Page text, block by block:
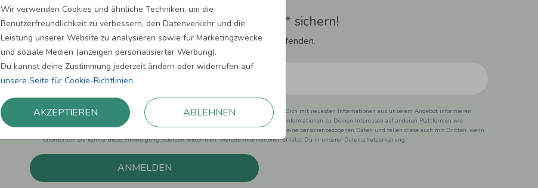
Wir verwenden Cookies und ähnliche Techniken, um die
Benutzerfreundlichkeit zu verbessern, den Datenverkehr und die
Leistung unserer Website zu analysieren sowie für Marketingzwecke
und soziale Medien (anzeigen personalisierter Werbung).
Du kannst deine Zustimmung jederzeit ändern oder widerrufen auf
unsere Seite für Cookie-Richtlinien.
AKZEPTIEREN ABLEHNEN
Newsletter abonnieren und 5,00 € Rabatt** sichern!
Melde Dich zu unserem Newsletter an und bleibe auf dem Laufenden.
Einwilligung zur Datennutzung für Marketingzwecke: Hiermit willigst Du ein, dass wir Dich mit neuesten Informationen aus unserem Angebot informieren
können. Dies umfasst den Versand unseres Newsletters. Zudem können wir Dir Produktinformationen zu Deinen Interessen auf anderen Plattformen wie
Facebook und Google anzeigen. Um Dir diesen Service anbieten zu können, nutzen wir Deine personenbezogenen Daten und teilen diese auch mit Dritten, wenn
erforderlich. Du kannst diese Einwilligung jederzeit widerrufen. Weitere Informationen erhätst Du in unserer Datenschutzerklärung.
ANMELDEN